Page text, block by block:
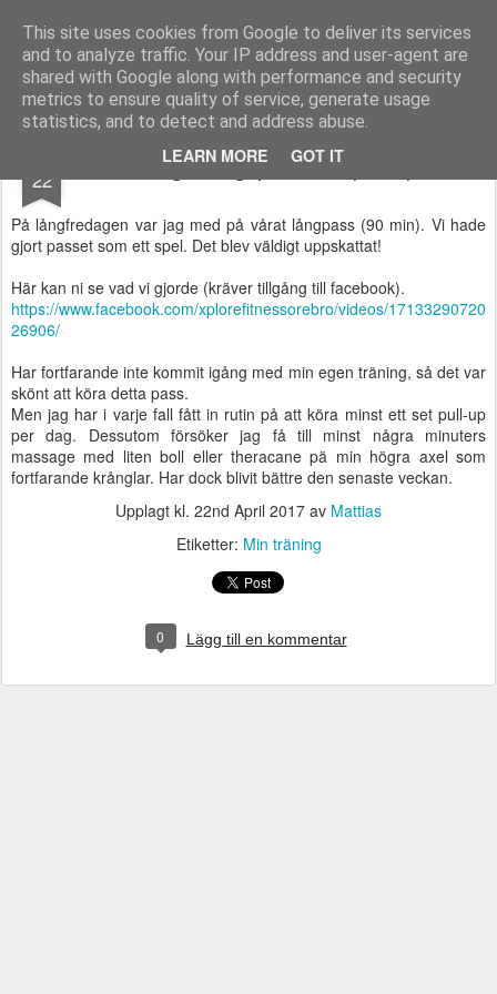
This site uses cookies from Google to deliver its services
and to analyze traffic. Your IP address and user-agent are
shared with Google along with performance and security
metrics to ensure quality of service, generate usage
statistics, and to detect and address abuse.
LEARN MORE GOT IT
Functional Fitness by Mattias - Träningsinspiration & träningsfilmer
Pages
22 Långfredagspass och pull-up
På långfredagen var jag med på vårat långpass (90 min). Vi hade
gjort passet som ett spel. Det blev väldigt uppskattat!
Här kan ni se vad vi gjorde (kräver tillgång till facebook).
https://www.facebook.com/xplorefitnessorebro/videos/17133290720
26906/
Har fortfarande inte kommit igång med min egen träning, så det var
skönt att köra detta pass.
Men jag har i varje fall fått in rutin på att köra minst ett set pull-up
per dag. Dessutom försöker jag få till minst några minuters
massage med liten boll eller theracane pä min högra axel som
fortfarande krånglar. Har dock blivit bättre den senaste veckan.
Upplagt kl. 22nd April 2017 av Mattias
Etiketter: Min träning
0 Lägg till en kommentar